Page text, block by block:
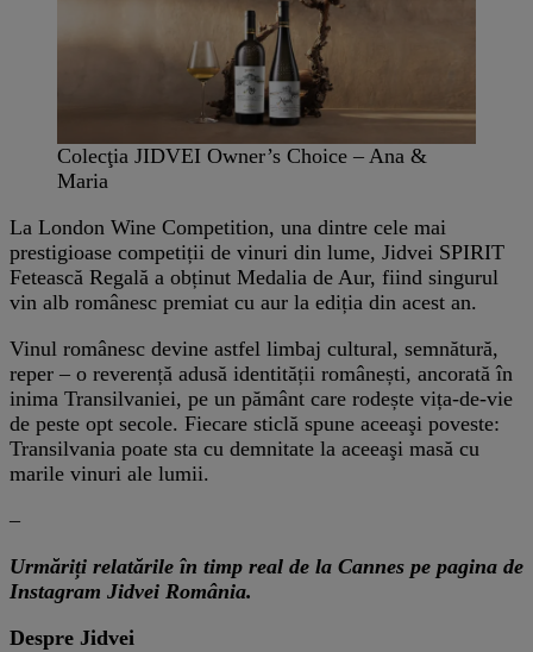
Colecţia JIDVEI Owner’s Choice – Ana &
Maria
La London Wine Competition, una dintre cele mai
prestigioase competiții de vinuri din lume, Jidvei SPIRIT
Fetească Regală a obținut Medalia de Aur, fiind singurul
vin alb românesc premiat cu aur la ediția din acest an.
Vinul românesc devine astfel limbaj cultural, semnătură,
reper – o reverență adusă identității românești, ancorată în
inima Transilvaniei, pe un pământ care rodește vița-de-vie
de peste opt secole. Fiecare sticlă spune aceeaşi poveste:
Transilvania poate sta cu demnitate la aceeaşi masă cu
marile vinuri ale lumii.
–
Urmăriți relatările în timp real de la Cannes pe pagina de
Instagram Jidvei România.
Despre Jidvei